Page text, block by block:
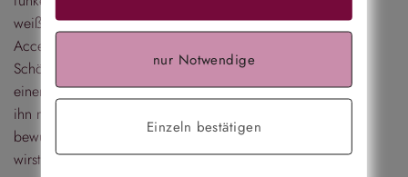
weißen Perlen ist ein zeitloses
Accessoire, das deine natürliche
Schönheit unterstreicht und deinem Look
einen Hauch von Glamour verleiht. Trage
ihn mit Stolz und genieße die
bewundernden Blicke, die du erhalten
wirst. 💁‍♀️✨🌟
nur Notwendige
Einzeln bestätigen